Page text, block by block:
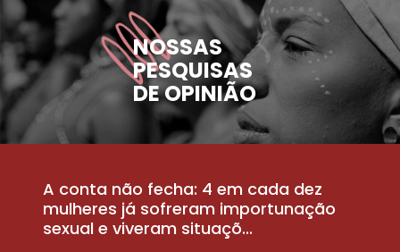
NOSSAS
PESQUISAS
DE OPINIÃO
A conta não fecha: 4 em cada dez
mulheres já sofreram importunação
sexual e viveram situaçõ...